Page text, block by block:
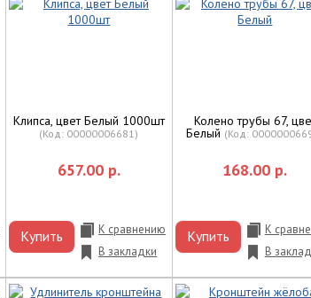
Клипса, цвет Белый 1000шт
(Код: 00000006681)
657.00 р.
Купить
К сравнению
В закладки
Колено трубы 67,
Белый (Код:
168.00 р.
Купить
К
В